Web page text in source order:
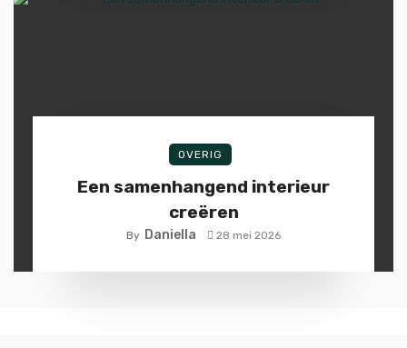
OVERIG
Een samenhangend interieur
creëren
By Daniella 28 mei 2026